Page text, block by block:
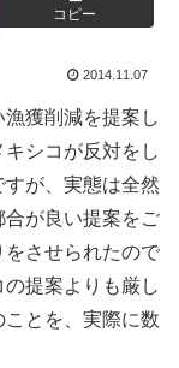
コピー
2014.11.07
獲削減を提案し
シコが反対をし
が、実態は全然
が良い提案をご
をさせられたので
提案よりも厳し
とを、実際に数